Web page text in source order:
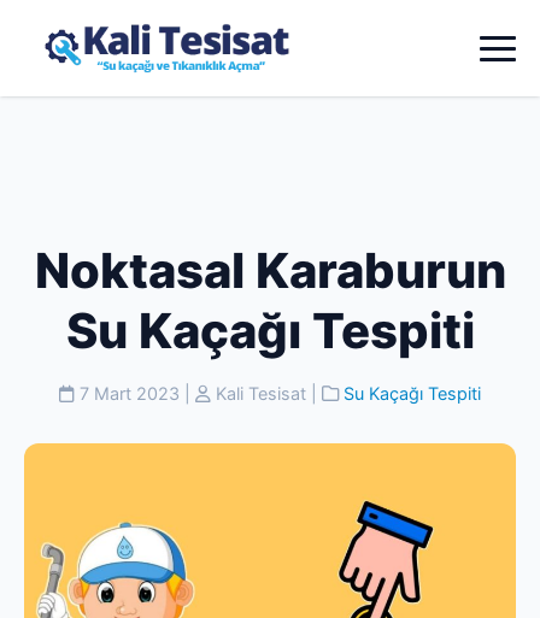
Noktasal Karaburun
Su Kaçağı Tespiti
7 Mart 2023 Kali Tesisat Su Kaçağı Tespiti